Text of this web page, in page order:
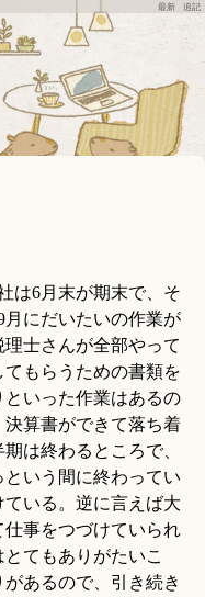
最新 追記
は6月末が期末で、そ
月にだいたいの作業が
士さんが全部やって
もらうための書類を
いった作業はあるの
算書ができて落ち着
は終わるところで、
いう間に終わってい
いる。逆に言えば大
事をつづけていられ
てもありがたいこ
あるので、引き続き